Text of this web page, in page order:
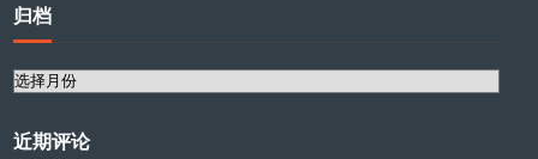
归档
归
近期评论